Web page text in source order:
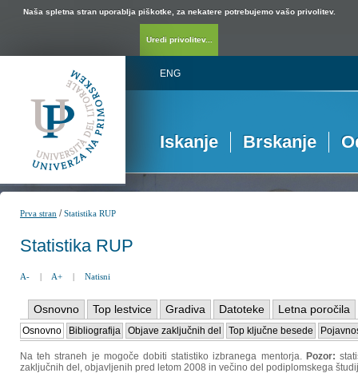
Naša spletna stran uporablja piškotke, za nekatere potrebujemo vašo privolitev.
Uredi privolitev...
ENG
Iskanje Brskanje
Prva stran /Statistika RUP
Statistika RUP
A- | A+ | Natisni
Osnovno Top lestvice Gradiva Datoteke Letna poročila
Osnovno Bibliografija Objave zaključnih del Top ključne besede
Na teh straneh je mogoče dobiti statistiko izbranega mentorja. Pozor:
zaključnih del, objavljenih pred letom 2008 in večino del podiplomskega